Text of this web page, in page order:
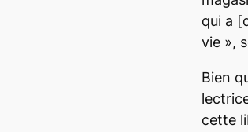
qui a
vie »,
Bien
cette